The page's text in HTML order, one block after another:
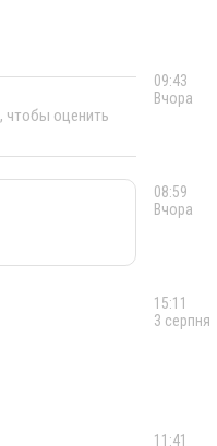
, чтобы оценить
09:43
Вчора
08:59
Вчора
15:11
3 серпня
11:41